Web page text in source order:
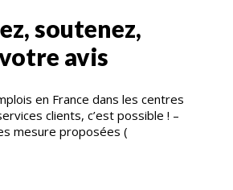
soutenez,
avis
en France dans les centres
clients, c’est possible ! –
mesure proposées (